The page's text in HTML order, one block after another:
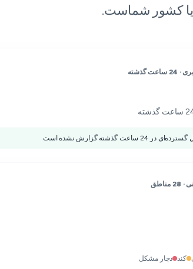
گذشته
ساعت گذشته گزارش نشده است
·
28 مناطق
کند دچار مشکل